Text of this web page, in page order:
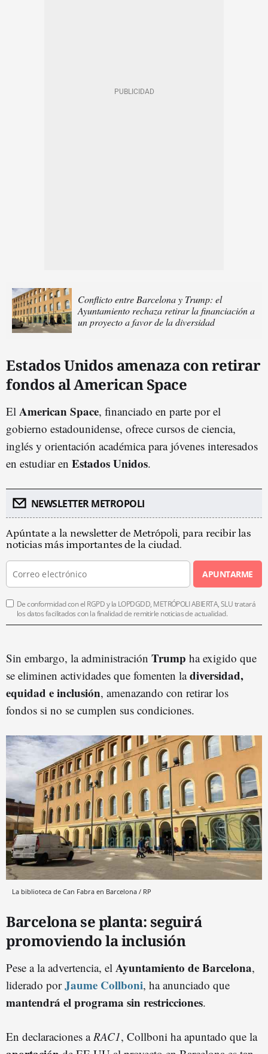
Conflicto entre Barcelona y Trump: el
Ayuntamiento rechaza retirar la financiación a
un proyecto a favor de la diversidad
Estados Unidos amenaza con retirar
fondos al American Space
El American Space, financiado en parte por el
gobierno estadounidense, ofrece cursos de ciencia,
inglés y orientación académica para jóvenes interesados
en estudiar en Estados Unidos.
NEWSLETTER METROPOLI
Apúntate a la newsletter de Metrópoli, para recibir las
noticias más importantes de la ciudad.
APUNTARME
De conformidad con el RGPD y la LOPDGDD, METRÓPOLI ABIERTA, SLU tratará
los datos facilitados con la finalidad de remitirle noticias de actualidad.
Sin embargo, la administración Trump ha exigido que
se eliminen actividades que fomenten ladiversidad,
equidad e inclusión, amenazando con retirar los
fondos si no se cumplen sus condiciones.
La biblioteca de Can Fabra en Barcelona / RP
Barcelona se planta: seguirá
promoviendo la inclusión
Pese a la advertencia, el Ayuntamiento de Barcelona,
liderado porJaume Collboni, ha anunciado que
mantendrá el programa sin restricciones.
En declaraciones a RAC1, Collboni ha apuntado que la